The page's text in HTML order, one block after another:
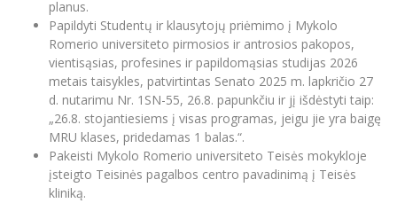
Profesinė sąjunga
Kontaktų paieška
planus.
Papildyti Studentų ir klausytojų priėmimo į Mykolo
Romerio universiteto pirmosios ir antrosios pakopos,
vientisąsias, profesines ir papildomąsias studijas 2026
metais taisykles, patvirtintas Senato 2025 m. lapkričio 27
d. nutarimu Nr. 1SN-55, 26.8. papunkčiu ir jį išdėstyti taip:
„26.8. stojantiesiems į visas programas, jeigu jie yra baigę
MRU klases, pridedamas 1 balas.“.
Pakeisti Mykolo Romerio universiteto Teisės mokykloje
įsteigto Teisinės pagalbos centro pavadinimą į Teisės
kliniką.